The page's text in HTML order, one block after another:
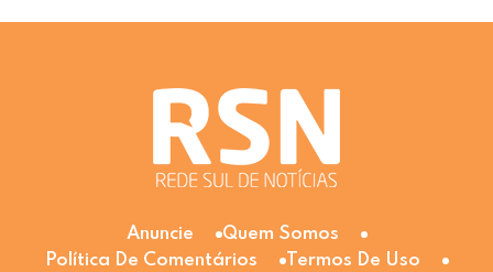
Anuncie
Quem Somos
Política De Comentários
Termos De Uso